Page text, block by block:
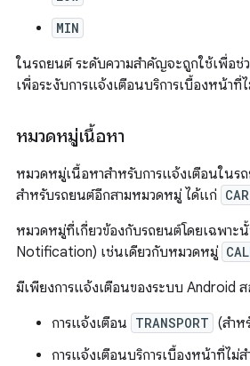
MIN
ในรถยนต์ ระดับความสำคัญจะถูกใช้เพื่อ
เพื่อระงับการแจ้งเตือนบริการเบื้องหน้าที่
หมวดหมู่เนื้อหา
หมวดหมู่เนื้อหาสำหรับการแจ้งเตือนใน
สำหรับรถยนต์อีกสามหมวดหมู่ ได้แก่
หมวดหมู่ที่เกี่ยวข้องกับรถยนต์โดยเฉพา
Notification) เช่นเดียวกับหมวดหมู่
มีเพียงการแจ้งเตือนของระบบ Android
การแจ้งเตือน TRANSPORT (สำห
การแจ้งเตือนบริการเบื้องหน้าที่ไม่